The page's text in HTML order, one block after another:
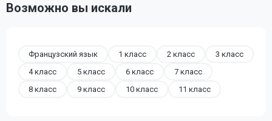
Возможно вы искали
Французский язык 1 класс 2 класс
3 класс
4 класс
5 класс 6 класс
7 класс
8 класс
9 класс 10 класс 11 класс